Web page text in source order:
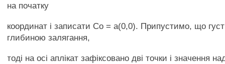
на початку
координат і записати Со = а(0,0). Припустимо, що
глибиною залягання,
тоді на осі аплікат зафіксовано дві точки і значення